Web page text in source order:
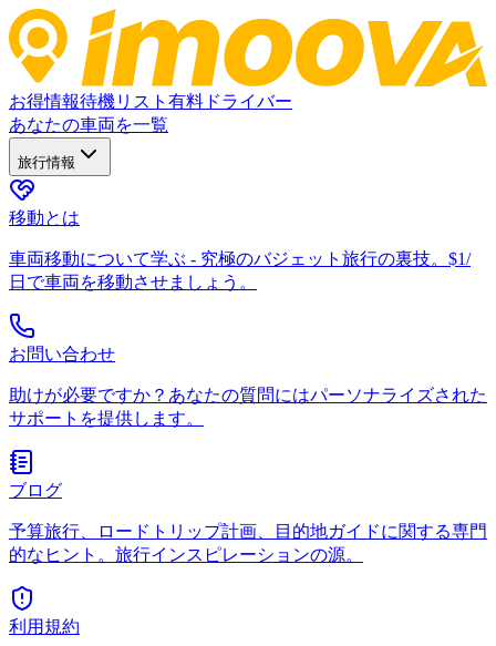
お得情報待機リスト 有料ドライバー
あなたの車両を一覧
旅行情報
移動とは
車両移動について学ぶ - 究極のバジェット旅行の裏技。$1/
日で車両を移動させましょう。
お問い合わせ
助けが必要ですか？あなたの質問にはパーソナライズされた
サポートを提供します。
ブログ
予算旅行、ロードトリップ計画、目的地ガイドに関する専門
的なヒント。旅行インスピレーションの源。
利用規約